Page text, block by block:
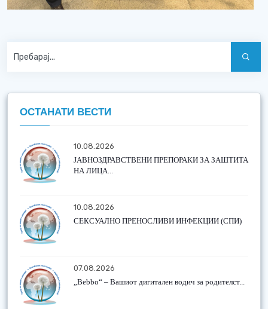
ОСТАНАТИ ВЕСТИ
10.08.2026
ЈАВНОЗДРАВСТВЕНИ ПРЕПОРАКИ ЗА ЗАШТИТА
НА ЛИЦА...
10.08.2026
СЕКСУАЛНО ПРЕНОСЛИВИ ИНФЕКЦИИ (СПИ)
07.08.2026
„Bebbo“ – Вашиот дигитален водич за родителст...